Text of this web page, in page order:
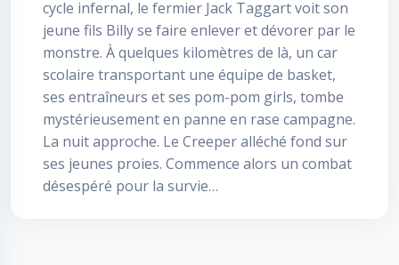
cycle infernal, le fermier Jack Taggart voit son
jeune fils Billy se faire enlever et dévorer par le
monstre. À quelques kilomètres de là, un car
scolaire transportant une équipe de basket,
ses entraîneurs et ses pom-pom girls, tombe
mystérieusement en panne en rase campagne.
La nuit approche. Le Creeper alléché fond sur
ses jeunes proies. Commence alors un combat
désespéré pour la survie…